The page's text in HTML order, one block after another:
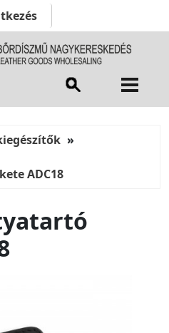
ADC18